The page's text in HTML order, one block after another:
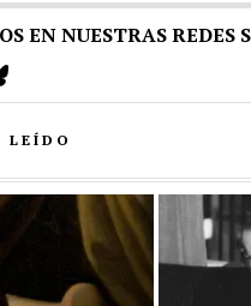
EN NUESTRAS REDES
LEÍDO